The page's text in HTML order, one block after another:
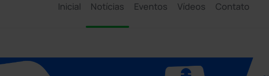
Inicial Notícias Eventos Vídeos Contato